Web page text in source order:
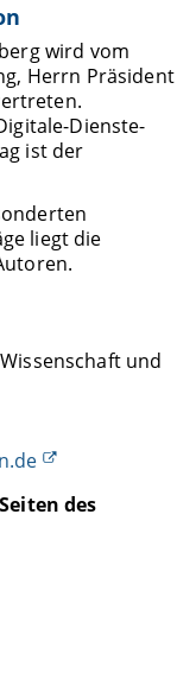
wird vom
Herrn Präsident
Dienste-
ist der
liegt die
und
des